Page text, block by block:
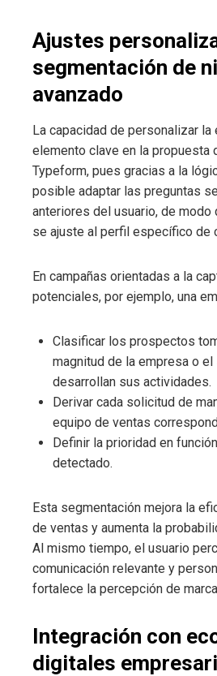
Ajustes
segmentación de
avanzado
La capacidad de personalizar la
elemento clave en la propuesta
Typeform, pues gracias a la
posible adaptar las preguntas
anteriores del usuario, de modo
se ajuste al perfil específico de
En campañas orientadas a la
potenciales, por ejemplo, una
Clasificar los prospectos
magnitud de la empresa o
desarrollan sus actividades.
Derivar cada solicitud de
equipo de ventas
Definir la prioridad en
detectado.
Esta segmentación mejora la
de ventas y aumenta la
Al mismo tiempo, el usuario
comunicación relevante y
fortalece la percepción de
Integración con
digitales